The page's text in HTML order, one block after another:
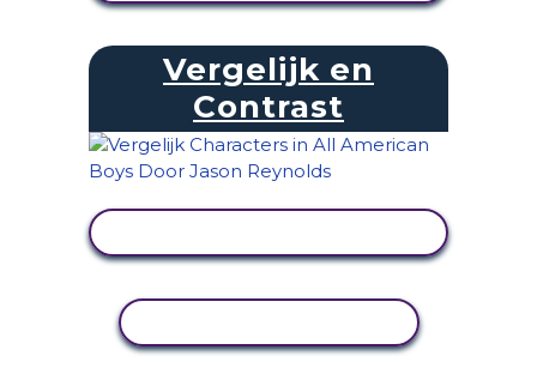
Vergelijk en
Contrast